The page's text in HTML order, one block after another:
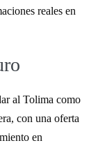
reales en
al Tolima como
con una oferta
en